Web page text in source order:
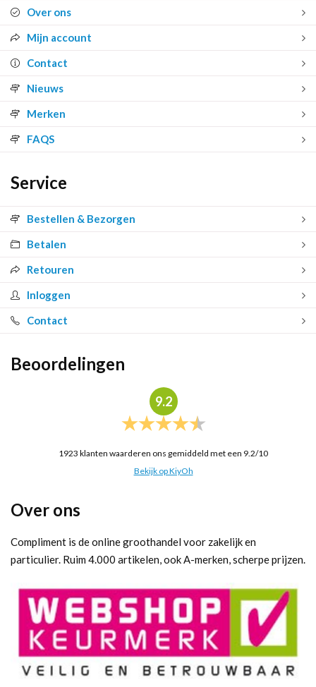
Over ons
Mijn account
Contact
Nieuws
Merken
FAQS
Service
Bestellen & Bezorgen
Betalen
Retouren
Inloggen
Contact
Beoordelingen
9.2
1923 klanten waarderen ons gemiddeld met een 9.2/10
Bekijk op KiyOh
Over ons
Compliment is de online groothandel voor zakelijk en
particulier. Ruim 4.000 artikelen, ook A-merken, scherpe prijzen.